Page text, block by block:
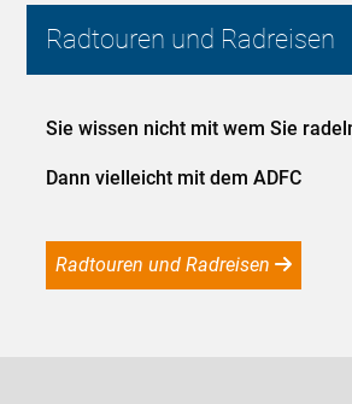
Radtouren und Radreisen
Sie wissen nicht mit wem Sie
Dann vielleicht mit dem ADFC
Radtouren und Radreisen